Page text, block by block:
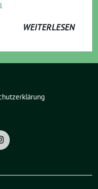
WEITERLESEN